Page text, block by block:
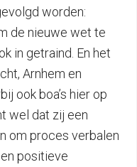
worden:
de nieuwe wet te
in getraind. En het
Arnhem en
ook boa’s hier op
wel dat zij een
om proces verbalen
positieve